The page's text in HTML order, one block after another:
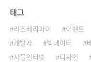
태그
라즈베리파이 이벤트
개발자
빅데이터
사물인터넷
디자인